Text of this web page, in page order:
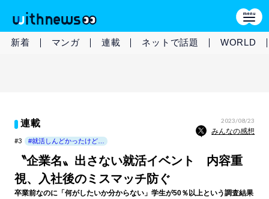
新着 マンガ 連載 ネットで話題 WORLD
連載 2023/08/23
みんなの感想
#3 #就活しんどかったけど…
〝企業名〟出さない就活イベント 内容重
視、入社後のミスマッチ防ぐ
卒業前なのに「何がしたいか分からない」学生が50％以上という調査結果